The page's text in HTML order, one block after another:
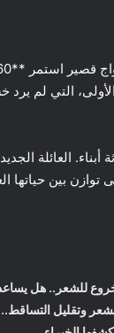
التي لم يرد
العائلة
بين حياتها
للشعر.. هل
وتقليل التساقط..